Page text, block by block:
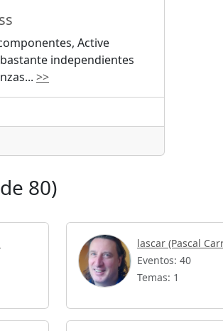
Active
independientes
... >>
80)
lascar (Pascal
Eventos: 40
Temas: 1